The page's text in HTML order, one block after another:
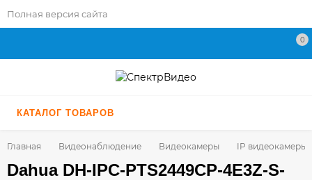
Полная версия сайта
0
КАТАЛОГ ТОВАРОВ
Главная Видеонаблюдение Видеокамеры IP видеокамеры
Dahua DH-IPC-PTS2449CP-4E3Z-S-